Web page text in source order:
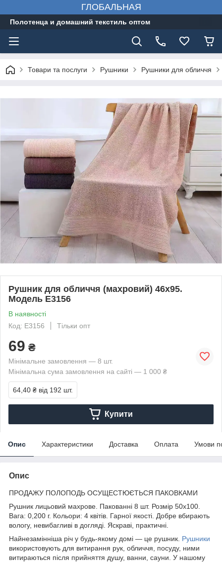
ГЛОБАЛЬНАЯ
Полотенца и домашний текстиль оптом
Товари та послуги Рушники Рушники для обличчя
Рушник для обличчя (махровий) 46х95.
Модель E3156
В наявності
Код: E3156
Тільки опт
69 ₴
Мінімальне замовлення — 8 шт.
Мінімальна сума замовлення на сайті — 1 000 ₴
64,40 ₴ від 192 шт.
Купити
Опис Характеристики Доставка Оплата Умови
Опис
ПРОДАЖУ ПОЛОПОДЬ ОСУЩЕСТЮЄТЬСЯ ПАКОВКАМИ
Рушник лицьовий махрове. Пакованні 8 шт. Розмір 50х100.
Вага: 0,200 г. Кольори: 4 квітів. Гарної якості. Добре вбирають
вологу, невибагливі в догляді. Яскраві, практичні.
Найнезамінніша річ у будь-якому домі — це рушник. Рушники
використовують для витирання рук, обличчя, посуду, ними
витираються після прийняття душу, ванни, сауни. У нашому